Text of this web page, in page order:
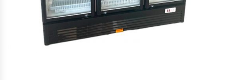
Carros Bandejeros
Cocedoras De Pastas